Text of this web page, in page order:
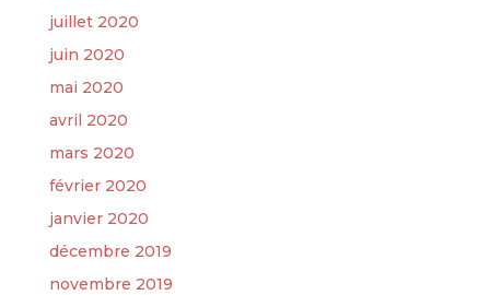
juillet 2020
juin 2020
mai 2020
avril 2020
mars 2020
février 2020
janvier 2020
décembre 2019
novembre 2019